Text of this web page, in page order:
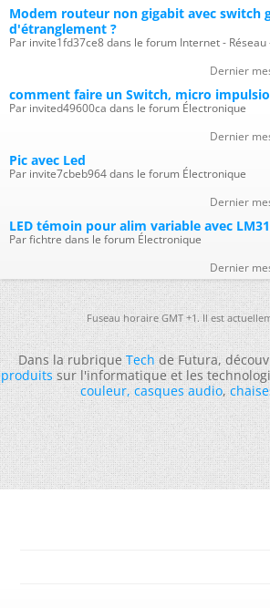
Modem routeur non gigabit avec switch
d'étranglement ?
Par invite1fd37ce8 dans le forum Internet -
Dernier
comment faire un Switch, micro
Par invited49600ca dans le forum Électronique
Dernier
Pic avec Led
Par invite7cbeb964 dans le forum Électronique
Dernier
LED témoin pour alim variable avec
Par fichtre dans le forum Électronique
Dernier
Fuseau horaire GMT +1. Il est
Dans la rubriqueTechde Futura,
produitssur l'informatique et les
couleur,casques audio,